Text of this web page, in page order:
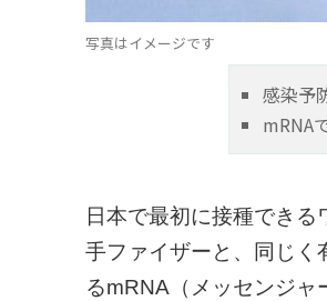
写真はイメージです
感染予
mRNA
日本で最初に接種でき
手ファイザーと、同じく
るmRNA（メッセンジャ